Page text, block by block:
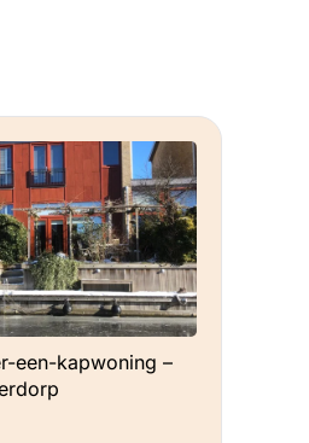
een-kapwoning –